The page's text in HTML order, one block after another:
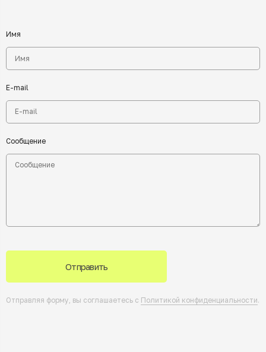
Имя
E-mail
Сообщение
Отправить
Отправляя форму, вы соглашаетесь с Политикой конфиденциальности.